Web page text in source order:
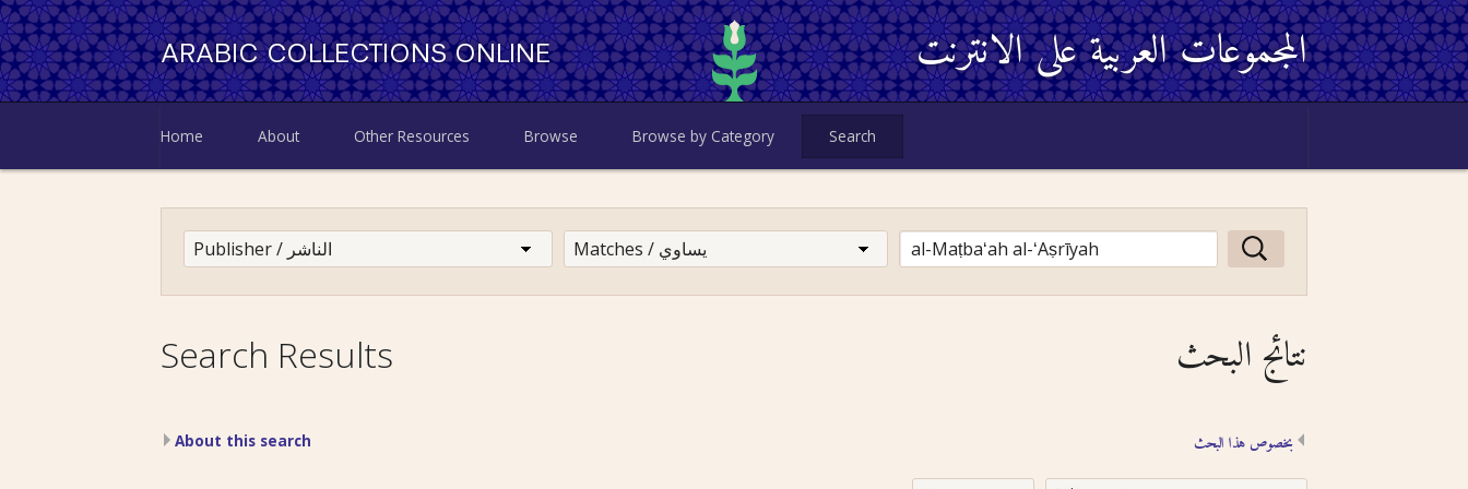
ARABIC COLLECTIONS ONLINE المجموعات العربية على الانترنت
Home About Other Resources Browse Browse by Category Search
Search Results نتائج البحث
About this search بخصوص هذا البحث